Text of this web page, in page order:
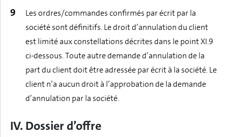
Les ordres/commandes confirmés par écrit par la
société sont définitifs. Le droit d’annulation du client
est limité aux constellations décrites dans le point XI.9
ci-dessous. Toute autre demande d’annulation de la
part du client doit être adressée par écrit à la société. Le
client n’a aucun droit à l’approbation de la demande
d’annulation par la société.
IV. Dossier d’offre